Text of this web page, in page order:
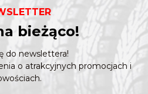
bieżąco!
do newslettera!
o atrakcyjnych promocjach i